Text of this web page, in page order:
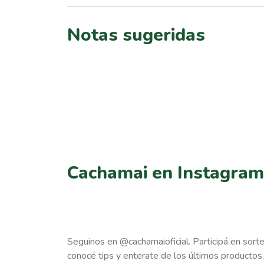
Notas sugeridas
Cachamai en Instagram
Seguinos en @cachamaioficial. Participá en
conocé tips y enterate de los últimos productos.